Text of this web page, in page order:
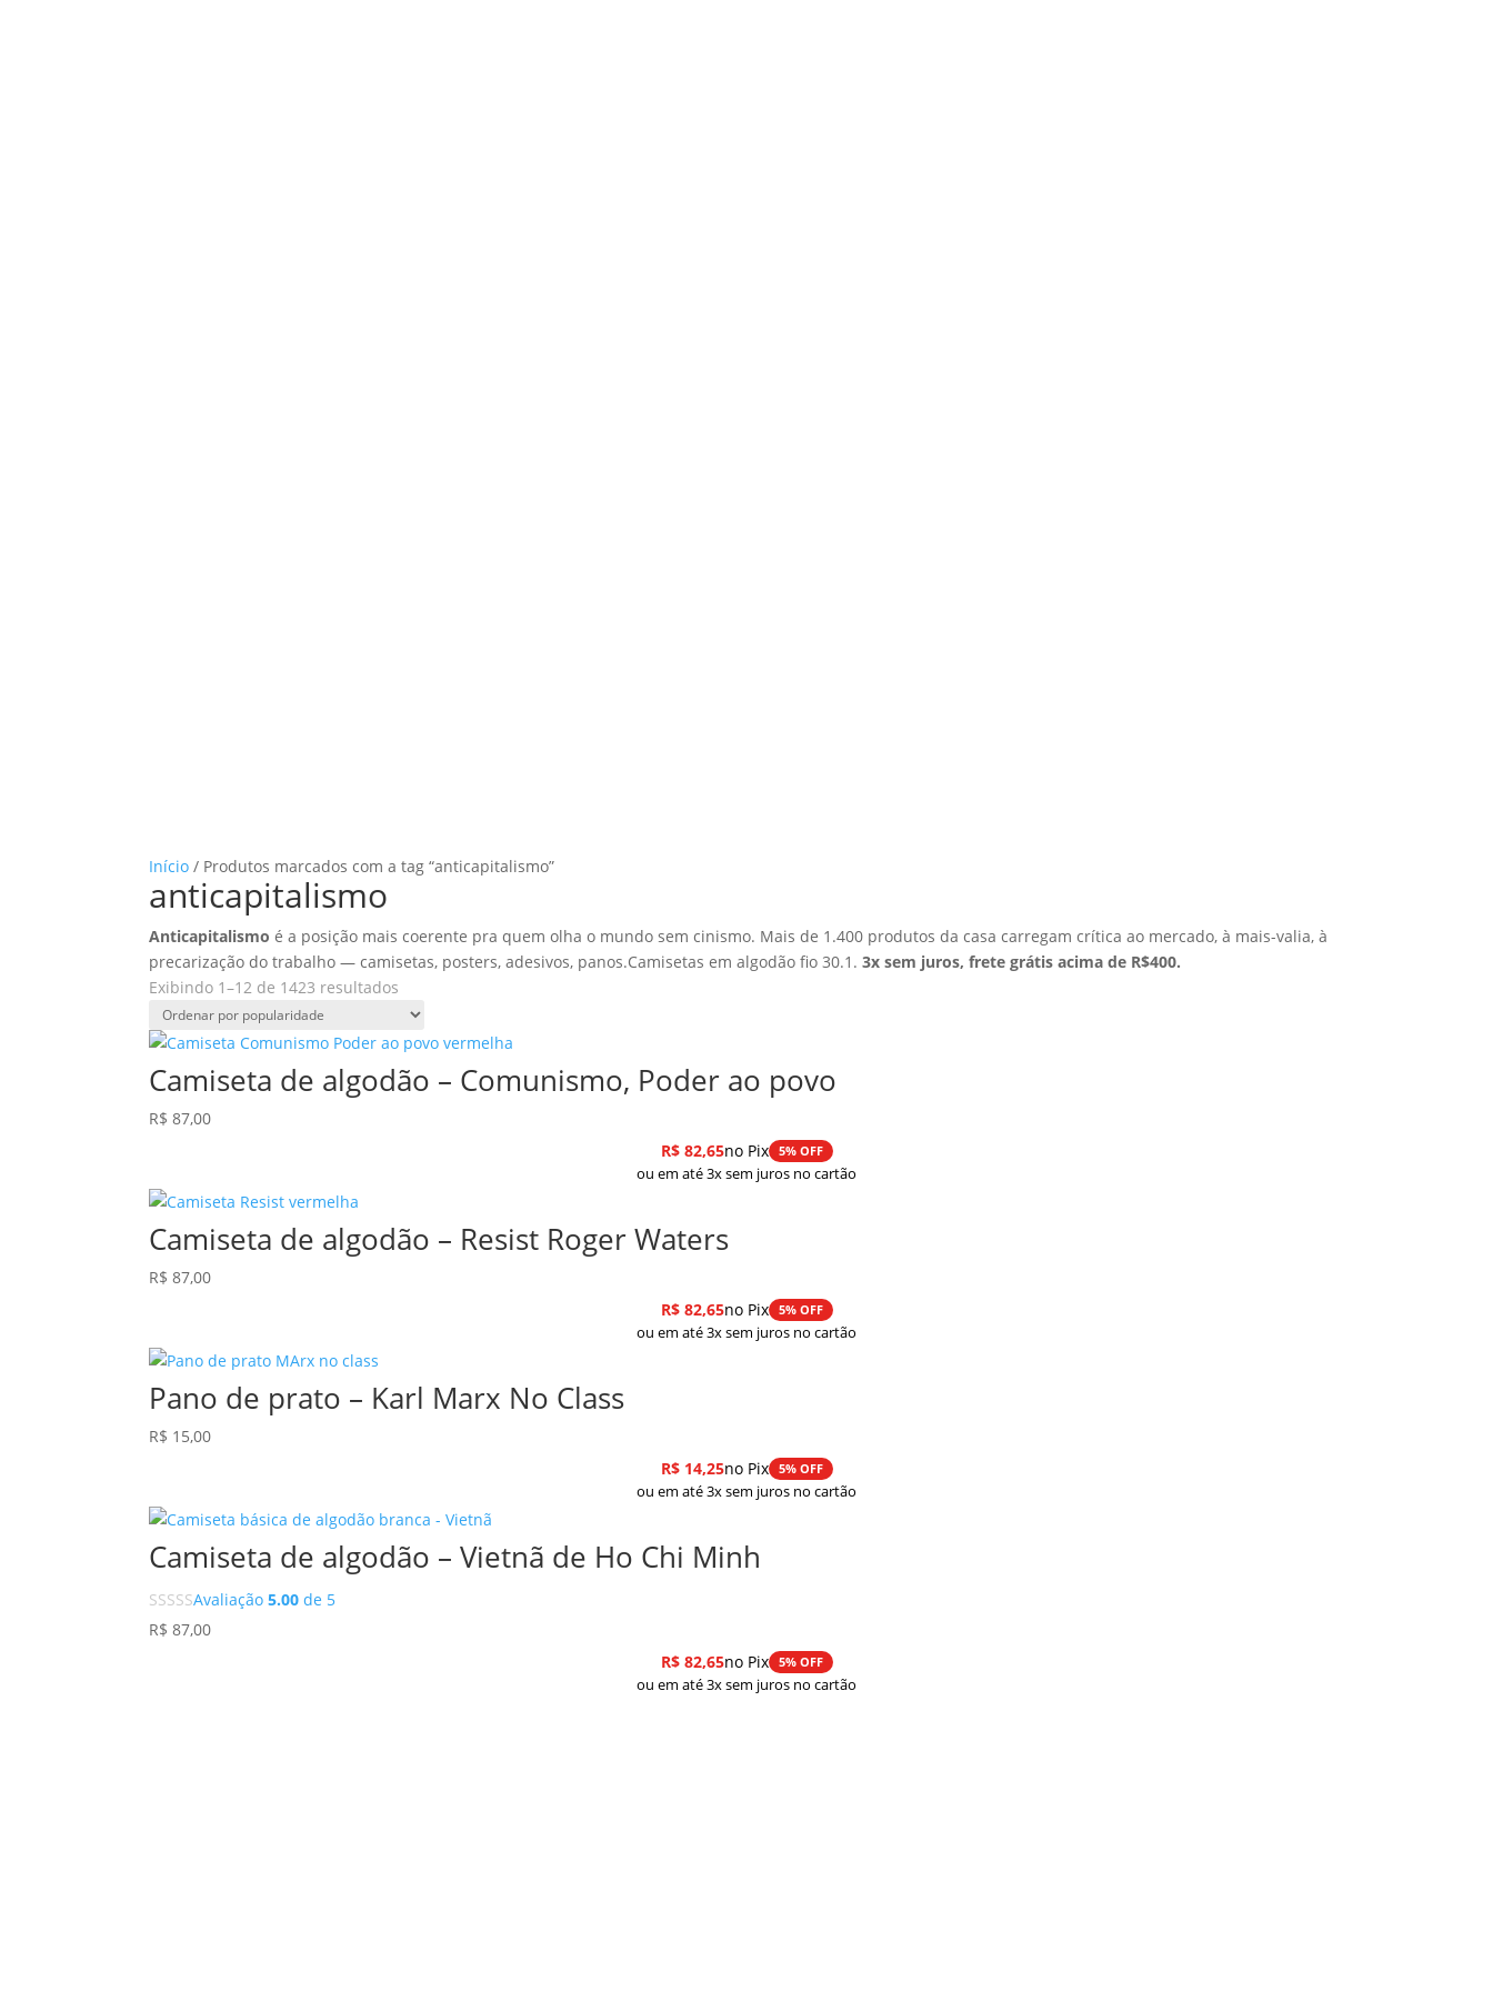
Início / Produtos marcados com a tag “anticapitalismo”
anticapitalismo
Anticapitalismo é a posição mais coerente pra quem olha o mundo sem cinismo. Mais de 1.400 produtos da casa carregam crítica ao mercado, à mais-valia, à
precarização do trabalho — camisetas, posters, adesivos, panos.Camisetas em algodão fio 30.1.3x sem juros, frete grátis acima de R$400.
Exibindo 1–12 de 1423 resultados
por
popularidade
Camiseta de algodão – Comunismo, Poder ao povo
R$ 87,00
R$82,65no Pix 5% OFF
ou em até 3x sem juros no cartão
Camiseta de algodão – Resist Roger Waters
R$ 87,00
R$82,65no Pix 5% OFF
ou em até 3x sem juros no cartão
Pano de prato – Karl Marx No Class
R$ 15,00
R$14,25no Pix 5% OFF
ou em até 3x sem juros no cartão
Camiseta de algodão – Vietnã de Ho Chi Minh
Avaliação5.00 de 5
R$ 87,00
R$82,65no Pix 5% OFF
ou em até 3x sem juros no cartão